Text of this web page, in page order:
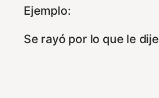
Ejemplo:
Se rayó por lo que le dije